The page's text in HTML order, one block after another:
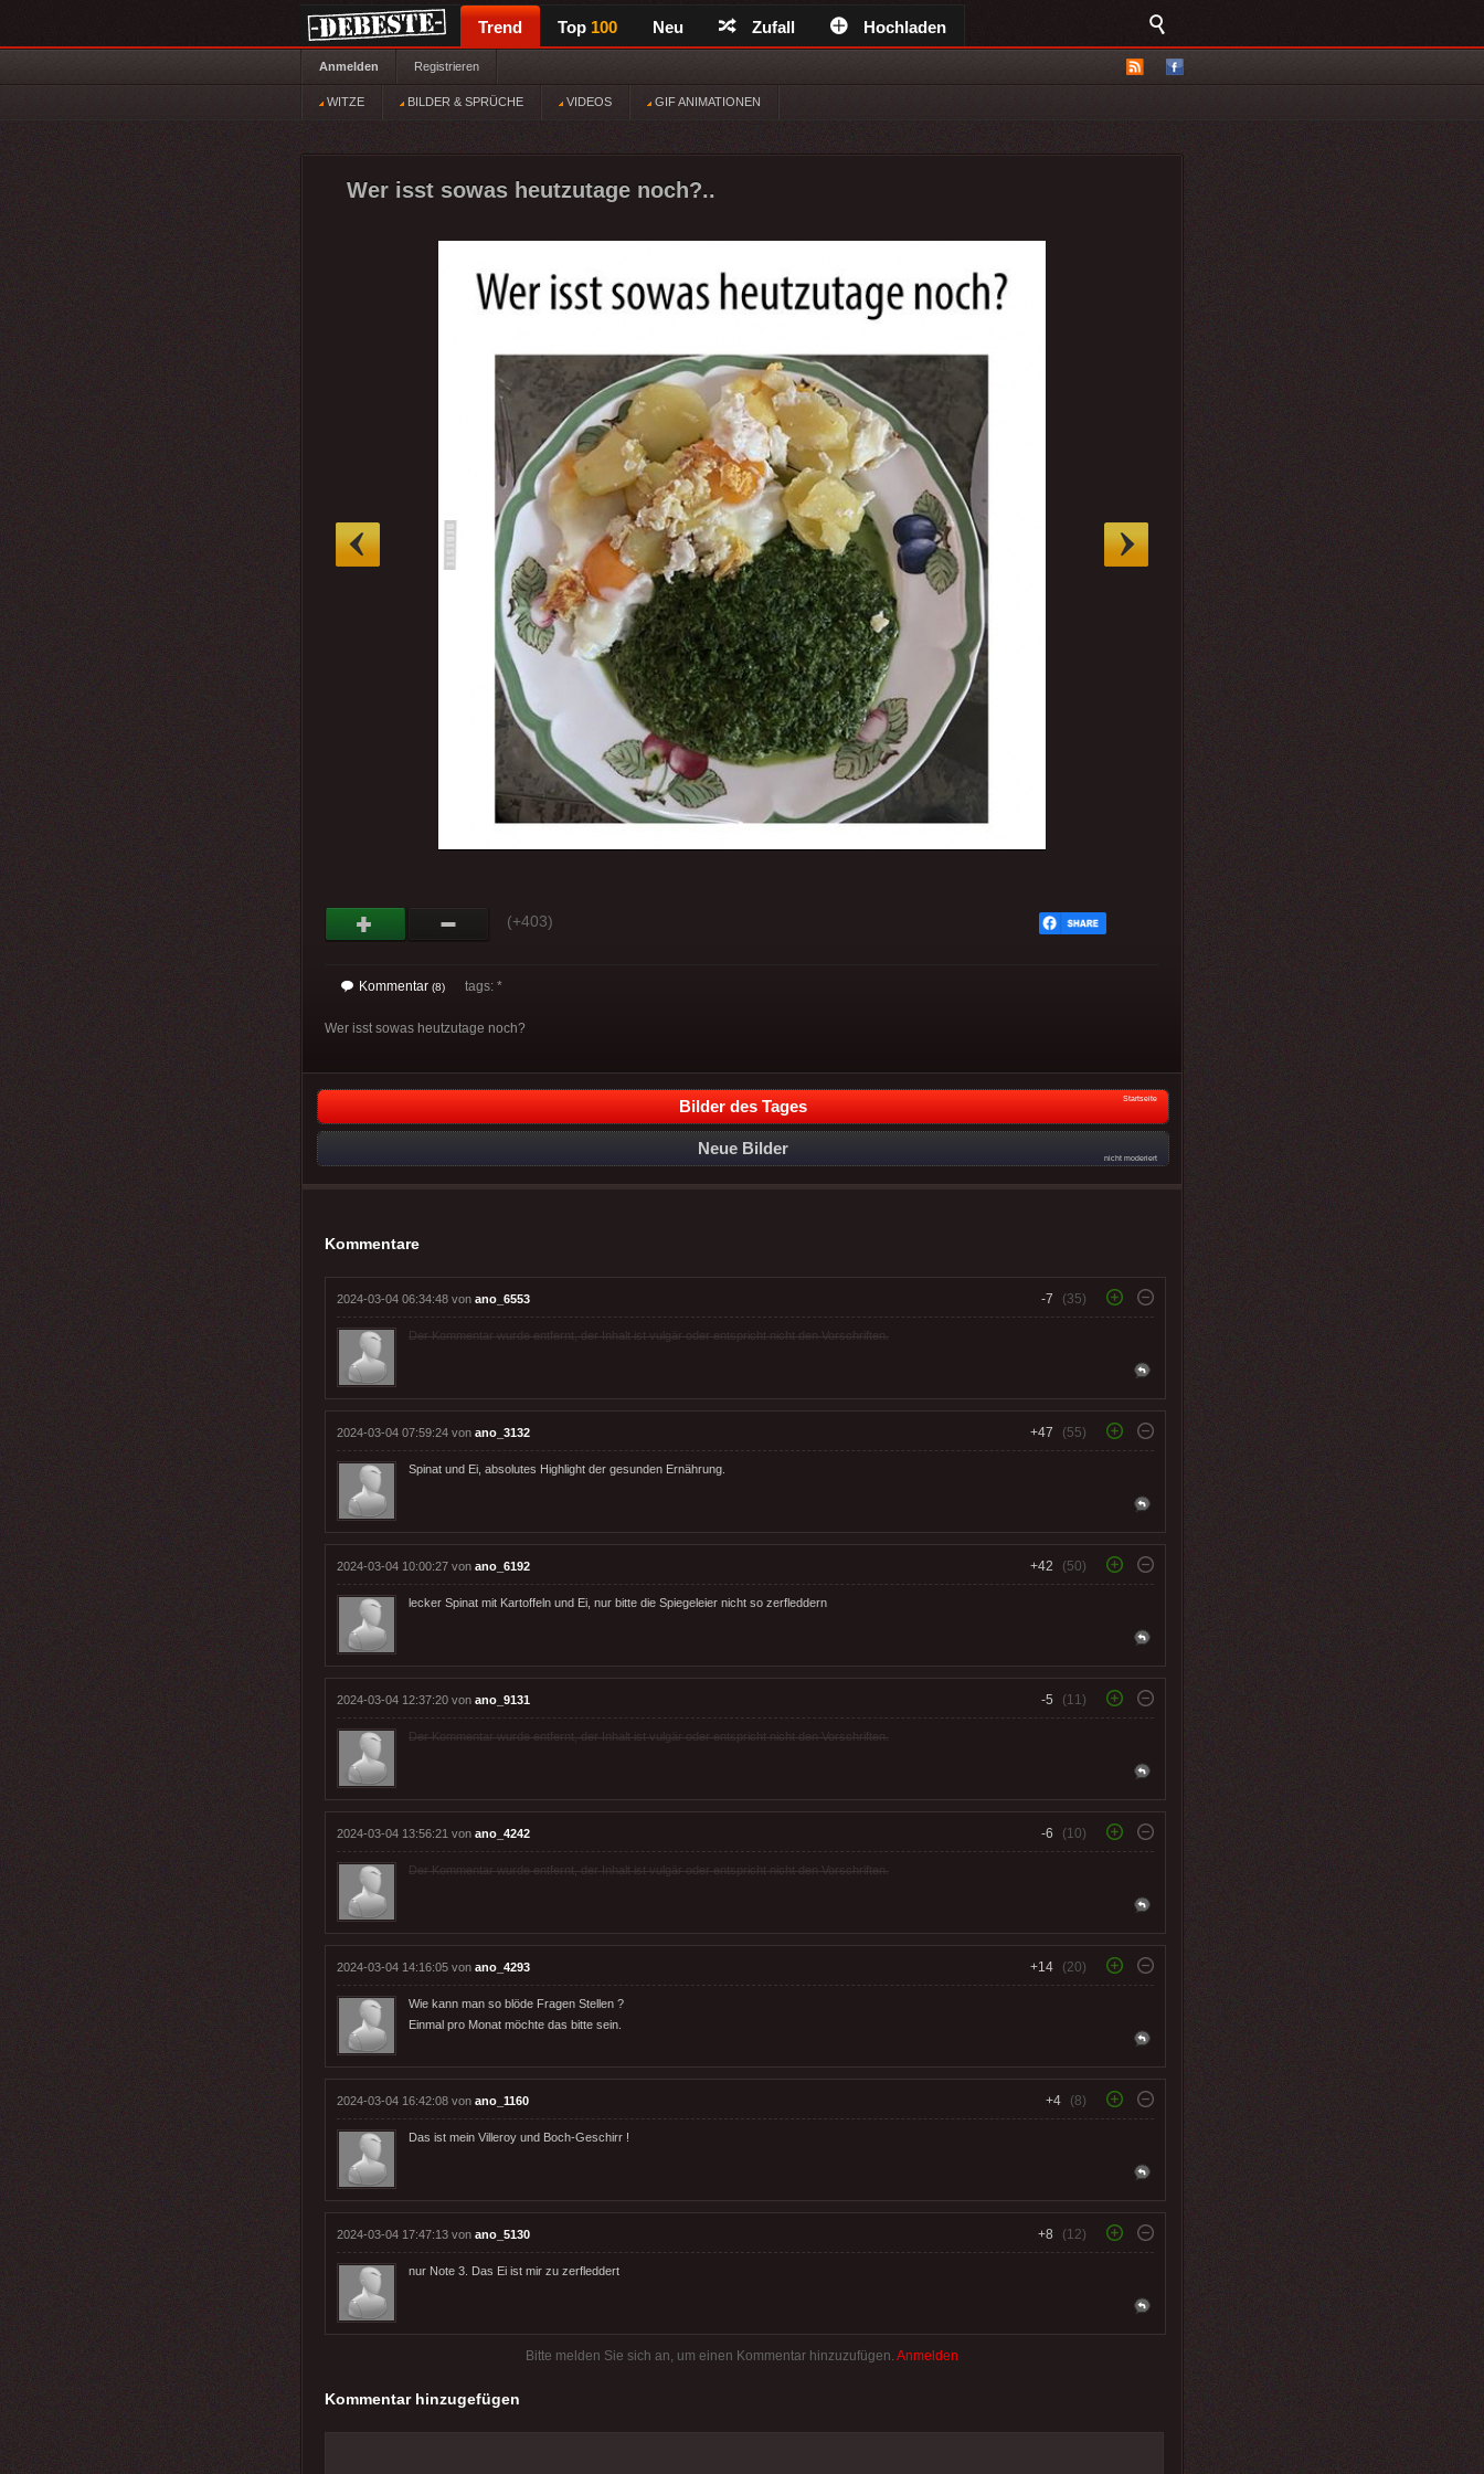
Trend Top 100 Neu Zufall Hochladen
Anmelden Registrieren
WITZE BILDER & SPRÜCHE VIDEOS GIF ANIMATIONEN
Wer isst sowas heutzutage noch?..
(+403)
Kommentar (8) tags: *
Wer isst sowas heutzutage noch?
Bilder des Tages Startseite
Neue Bilder
nicht moderiert
Kommentare
2024-03-04 06:34:48 von ano_6553 -7 (35)
Der Kommentar wurde entfernt, der Inhalt ist vulgär oder entspricht nicht den Vorschriften.
2024-03-04 07:59:24 von ano_3132 +47 (55)
Spinat und Ei, absolutes Highlight der gesunden Ernährung.
2024-03-04 10:00:27 von ano_6192 +42 (50)
lecker Spinat mit Kartoffeln und Ei, nur bitte die Spiegeleier nicht so zerfleddern
2024-03-04 12:37:20 von ano_9131 -5 (11)
Der Kommentar wurde entfernt, der Inhalt ist vulgär oder entspricht nicht den Vorschriften.
2024-03-04 13:56:21 von ano_4242 -6 (10)
Der Kommentar wurde entfernt, der Inhalt ist vulgär oder entspricht nicht den Vorschriften.
2024-03-04 14:16:05 von ano_4293 +14 (20)
Wie kann man so blöde Fragen Stellen ?
Einmal pro Monat möchte das bitte sein.
2024-03-04 16:42:08 von ano_1160 +4 (8)
Das ist mein Villeroy und Boch-Geschirr !
2024-03-04 17:47:13 von ano_5130 +8 (12)
nur Note 3. Das Ei ist mir zu zerfleddert
Bitte melden Sie sich an, um einen Kommentar hinzuzufügen. Anmelden
Kommentar hinzugefügen